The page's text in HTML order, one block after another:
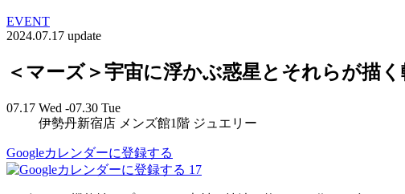
EVENT
2024.07.17 update
＜マーズ＞宇宙に浮かぶ惑星とそれらが描
07.17 Wed -07.30 Tue
伊勢丹新宿店 メンズ館1階 ジュエリー
Googleカレンダーに登録する
17